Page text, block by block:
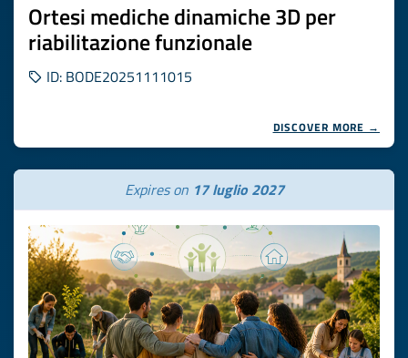
Ortesi mediche dinamiche 3D per
riabilitazione funzionale
ID: BODE20251111015
DISCOVER MORE →
Expires on 17 luglio 2027